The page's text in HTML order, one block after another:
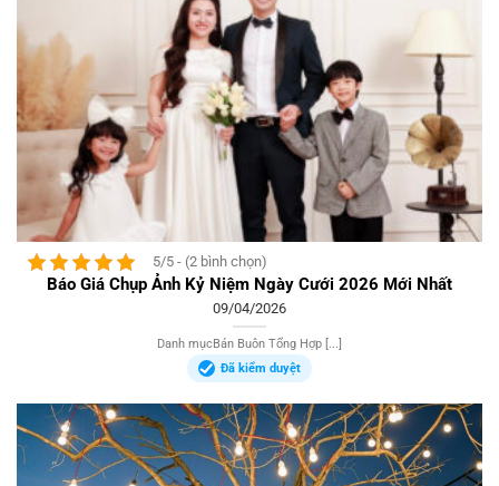
5/5 - (2 bình chọn)
Báo Giá Chụp Ảnh Kỷ Niệm Ngày Cưới 2026 Mới Nhất
09/04/2026
Danh mụcBán Buôn Tổng Hợp [...]
Đã kiểm duyệt